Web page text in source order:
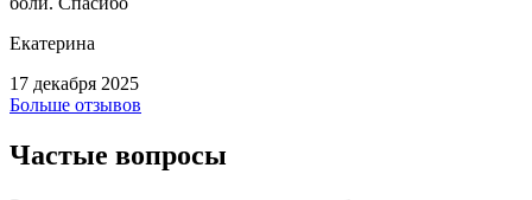
Екатерина
17 декабря 2025
Больше отзывов
Частые вопросы